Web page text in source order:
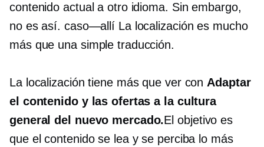
contenido actual a otro idioma. Sin embargo,
no es así. caso—allí La localización es mucho
más que una simple traducción.
La localización tiene más que ver con Adaptar
el contenido y las ofertas a la cultura
general del nuevo mercado.El objetivo es
que el contenido se lea y se perciba lo más